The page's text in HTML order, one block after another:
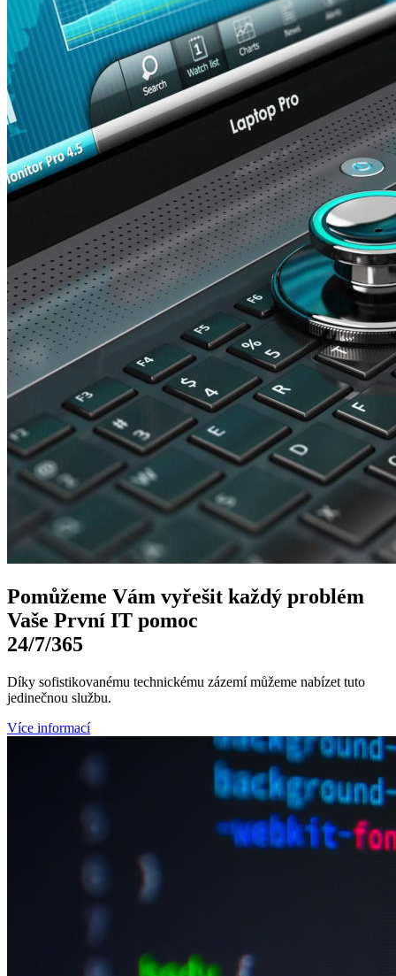
Pomůžeme Vám vyřešit každý problém
Vaše První IT pomoc
24/7/365
Díky sofistikovanému technickému zázemí můžeme nabízet tuto
jedinečnou službu.
Více informací